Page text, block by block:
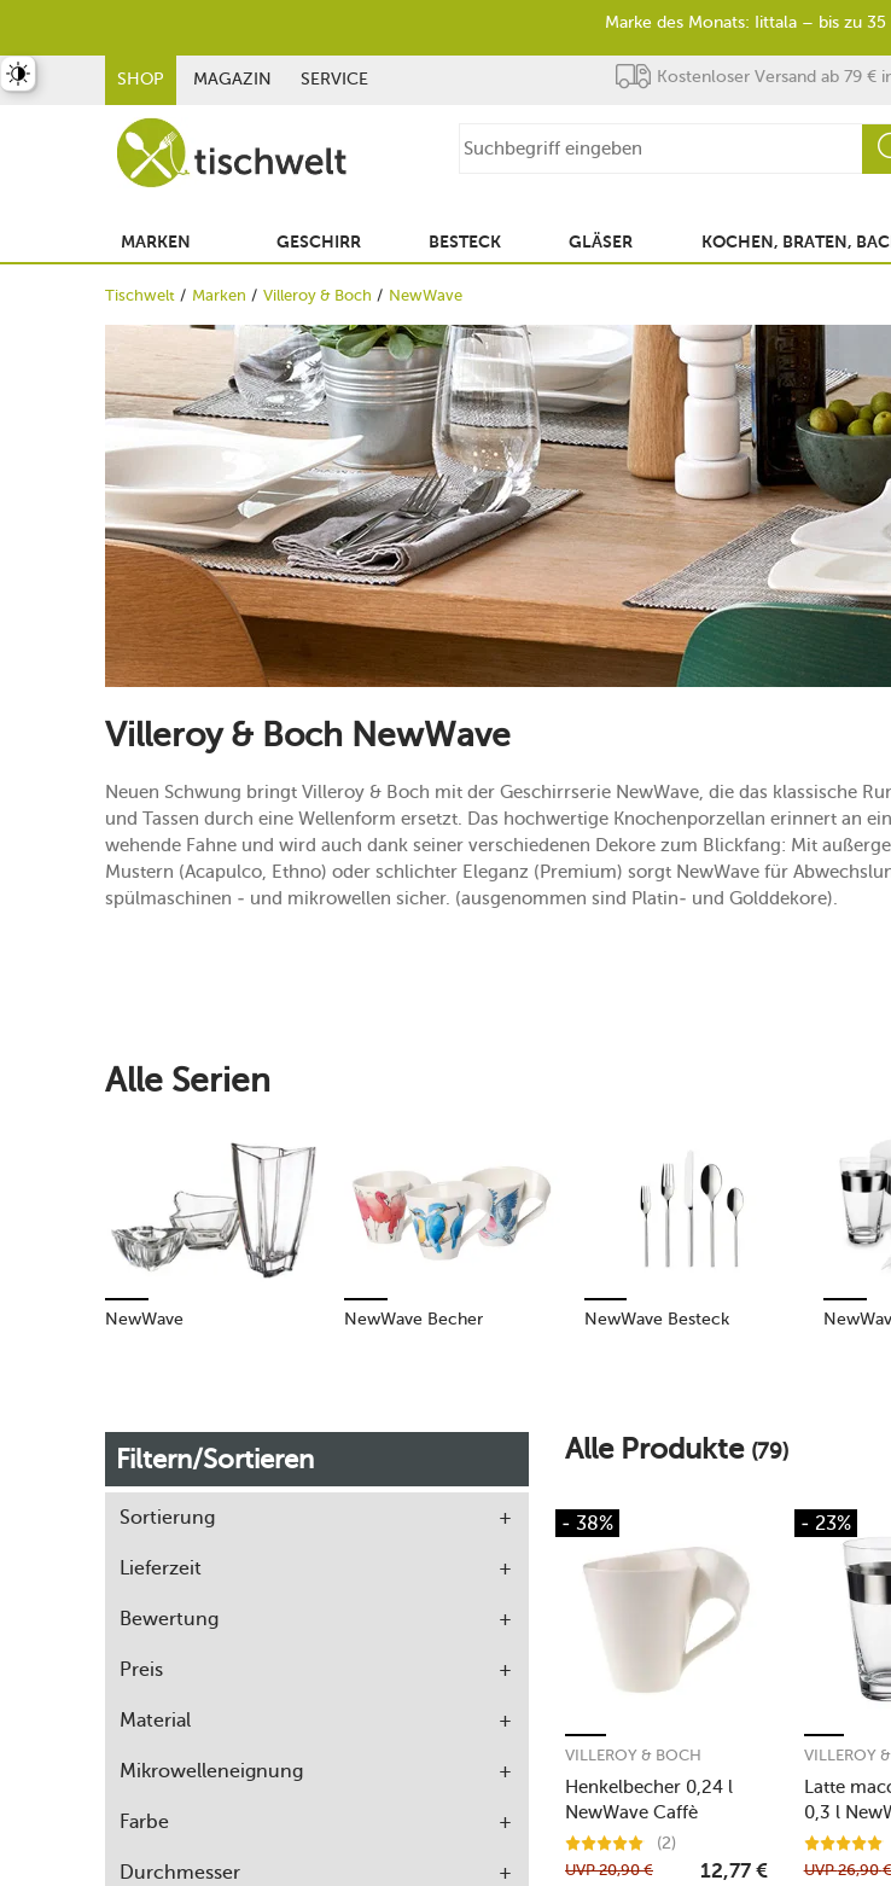
SHOP MAGAZIN SERVICE Kostenloser Versand ab 79 €
MARKEN GESCHIRR BESTECK GLÄSER KOCHEN, BRATEN,
Tischwelt Marken Villeroy & Boch NewWave
Villeroy & Boch NewWave
Neuen Schwung bringt Villeroy & Boch mit der Geschirrserie NewWave, die das klassische
und Tassen durch eine Wellenform ersetzt. Das hochwertige Knochenporzellan erinnert an
wehende Fahne und wird auch dank seiner verschiedenen Dekore zum Blickfang: Mit
Mustern (Acapulco, Ethno) oder schlichter Eleganz (Premium) sorgt NewWave für
spülmaschinen - und mikrowellen sicher. (ausgenommen sind Platin- und Golddekore).
Alle Serien
NewWave NewWave Becher NewWave Besteck
Filtern/Sortieren
Sortierung
Lieferzeit
Bewertung
Preis
Material
Mikrowelleneignung
Farbe
Durchmesser
Alle Produkte (79)
- 38%
Henkelbecher 0,24 l
NewWave Caffè
VILLEROY & BOCH
(2)
UVP20,90 € 12,77 €
- 23%
Latte
0,3 l
VILLEROY
UVP26,90 €
umschalten
Marke des Monats: Iittala – bis zu 35